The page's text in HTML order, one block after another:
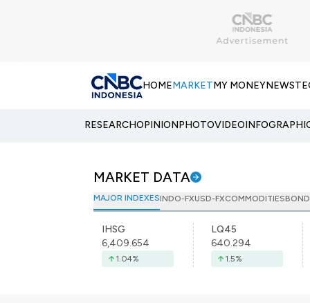
HOMEMARKETMY MONEYNEWS
RESEARCHOPINIONPHOTOVIDEO
MARKET DATA
MAJOR INDEXESINDO-FXUSD-FXCOMMODITIES
IHSG
6,409.654
1.04%
LQ45
640.294
1.5%